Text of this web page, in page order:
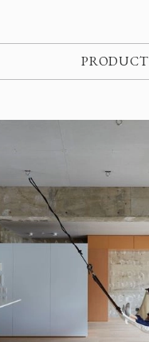
PRODUCT